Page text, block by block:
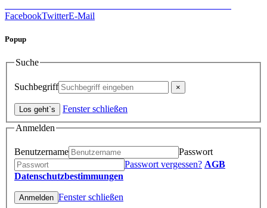
FacebookTwitterE-Mail
Popup
Suche
Suchbegriff
Fenster schließen
Anmelden
Benutzername
Passwort
Passwort vergessen? AGB
Datenschutzbestimmungen
Fenster schließen